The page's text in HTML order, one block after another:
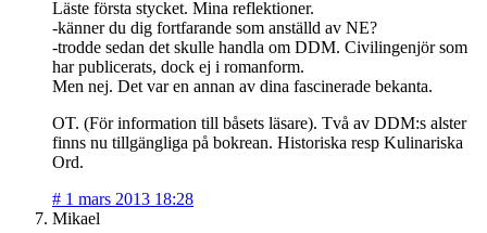
Läste första stycket. Mina reflektioner.
-känner du dig fortfarande som anställd av NE?
-trodde sedan det skulle handla om DDM. Civilingenjör som
har publicerats, dock ej i romanform.
Men nej. Det var en annan av dina fascinerade bekanta.
OT. (För information till båsets läsare). Två av DDM:s alster
finns nu tillgängliga på bokrean. Historiska resp Kulinariska
Ord.
# 1 mars 2013 18:28
Mikael